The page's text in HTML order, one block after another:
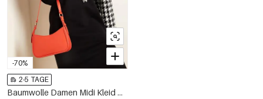
-70%
2-5 TAGE
Baumwolle Damen Midi Kleid Mit Kapuze Langarm